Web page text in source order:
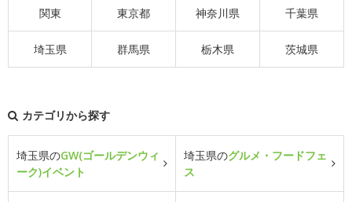
関東 東京都 神奈川県 千葉県
埼玉県 群馬県 栃木県 茨城県
カテゴリから探す
埼玉県のGW(ゴールデンウィ
ーク)イベント
埼玉県のグルメ・フードフェ
ス